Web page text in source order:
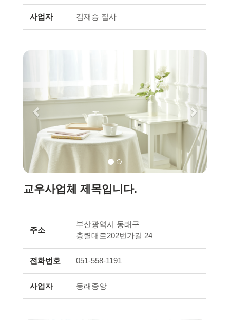
사업자 김재승 집사
Next
교우사업체 제목입니다.
주소
부산광역시 동래구
충렬대로202번가길 24
전화번호 051-558-1191
사업자 동래중앙